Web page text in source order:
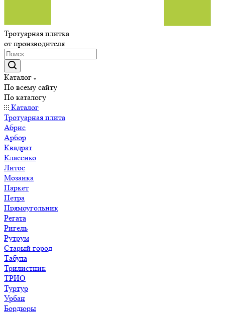
Тротуарная плитка
от производителя
Каталог
По всему сайту
По каталогу
Каталог
Тротуарная плита
Абрис
Арбор
Квадрат
Классико
Литос
Мозаика
Паркет
Петра
Прямоугольник
Регата
Ригель
Рутрум
Старый город
Табула
Трилистник
ТРИО
Туртур
Урбан
Бордюры